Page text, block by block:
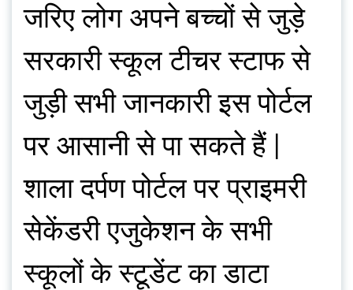
जरिए लोग अपने बच्चों से जुड़े
सरकारी स्कूल टीचर स्टाफ से
जुड़ी सभी जानकारी इस पोर्टल
पर आसानी से पा सकते हैं |
शाला दर्पण पोर्टल पर प्राइमरी
सेकेंडरी एजुकेशन के सभी
स्कूलों के स्टूडेंट का डाटा